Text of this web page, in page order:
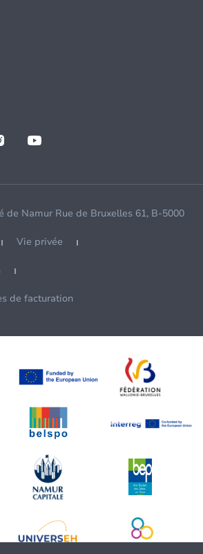
de Namur Rue de Bruxelles 61, B-5000
Vie privée
de facturation